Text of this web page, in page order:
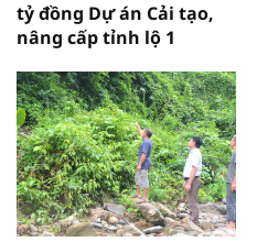
tỷ đồng Dự án Cải tạo,
nâng cấp tỉnh lộ 1